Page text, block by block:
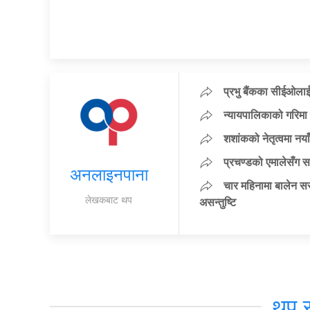
अनलाइनपाना
लेखकबाट थप
प्रभु बैंकका
न्यायपालिकाको
शशांकको नेतृत्वमा
प्रचण्डको एमालेसँग
चार महिनामा बालेन
असन्तुष्टि